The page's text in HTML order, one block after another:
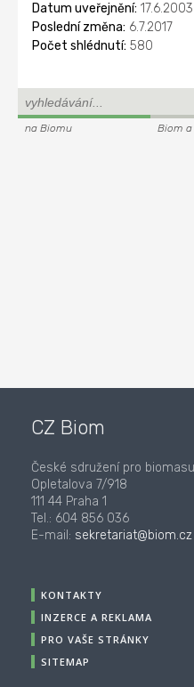
Datum uveřejnění: 17.6.2003
Poslední změna: 6.7.2017
Počet shlédnutí: 580
na Biomu Biom
CZ Biom
České sdružení pro biomasu
Opletalova 7/918
111 44 Praha 1
Tel.: 604 856 036
E-mail: sekretariat@biom.cz
KONTAKTY
INZERCE A REKLAMA
PRO VAŠE STRÁNKY
SITEMAP